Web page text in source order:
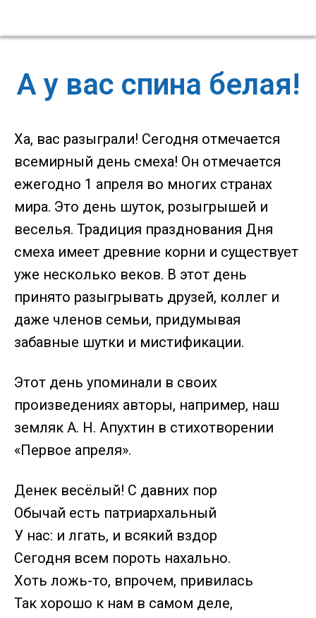
А у вас спина белая!
Ха, вас разыграли! Сегодня отмечается
всемирный день смеха! Он отмечается
ежегодно 1 апреля во многих странах
мира. Это день шуток, розыгрышей и
веселья. Традиция празднования Дня
смеха имеет древние корни и существует
уже несколько веков. В этот день
принято разыгрывать друзей, коллег и
даже членов семьи, придумывая
забавные шутки и мистификации.
Этот день упоминали в своих
произведениях авторы, например, наш
земляк А. Н. Апухтин в стихотворении
«Первое апреля».
Денек весёлый! С давних пор
Обычай есть патриархальный
У нас: и лгать, и всякий вздор
Сегодня всем пороть нахально.
Хоть ложь-то, впрочем, привилась
Так хорошо к нам в самом деле,